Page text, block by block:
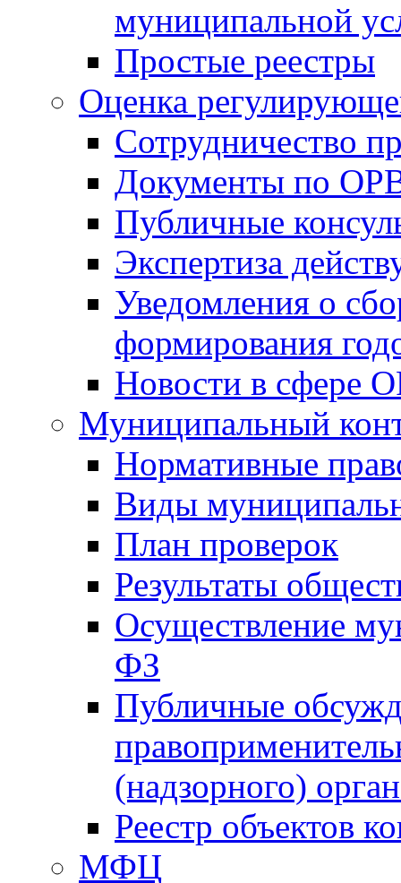
муниципальной
Простые реестры
Оценка
Сотрудничество
Документы по
Публичные
Экспертиза
Уведомления о
формирования
Новости в сфере
Муниципальный
Нормативные
Виды
План проверок
Результаты
Осуществление
ФЗ
Публичные
(надзорного)
Реестр объектов
МФЦ